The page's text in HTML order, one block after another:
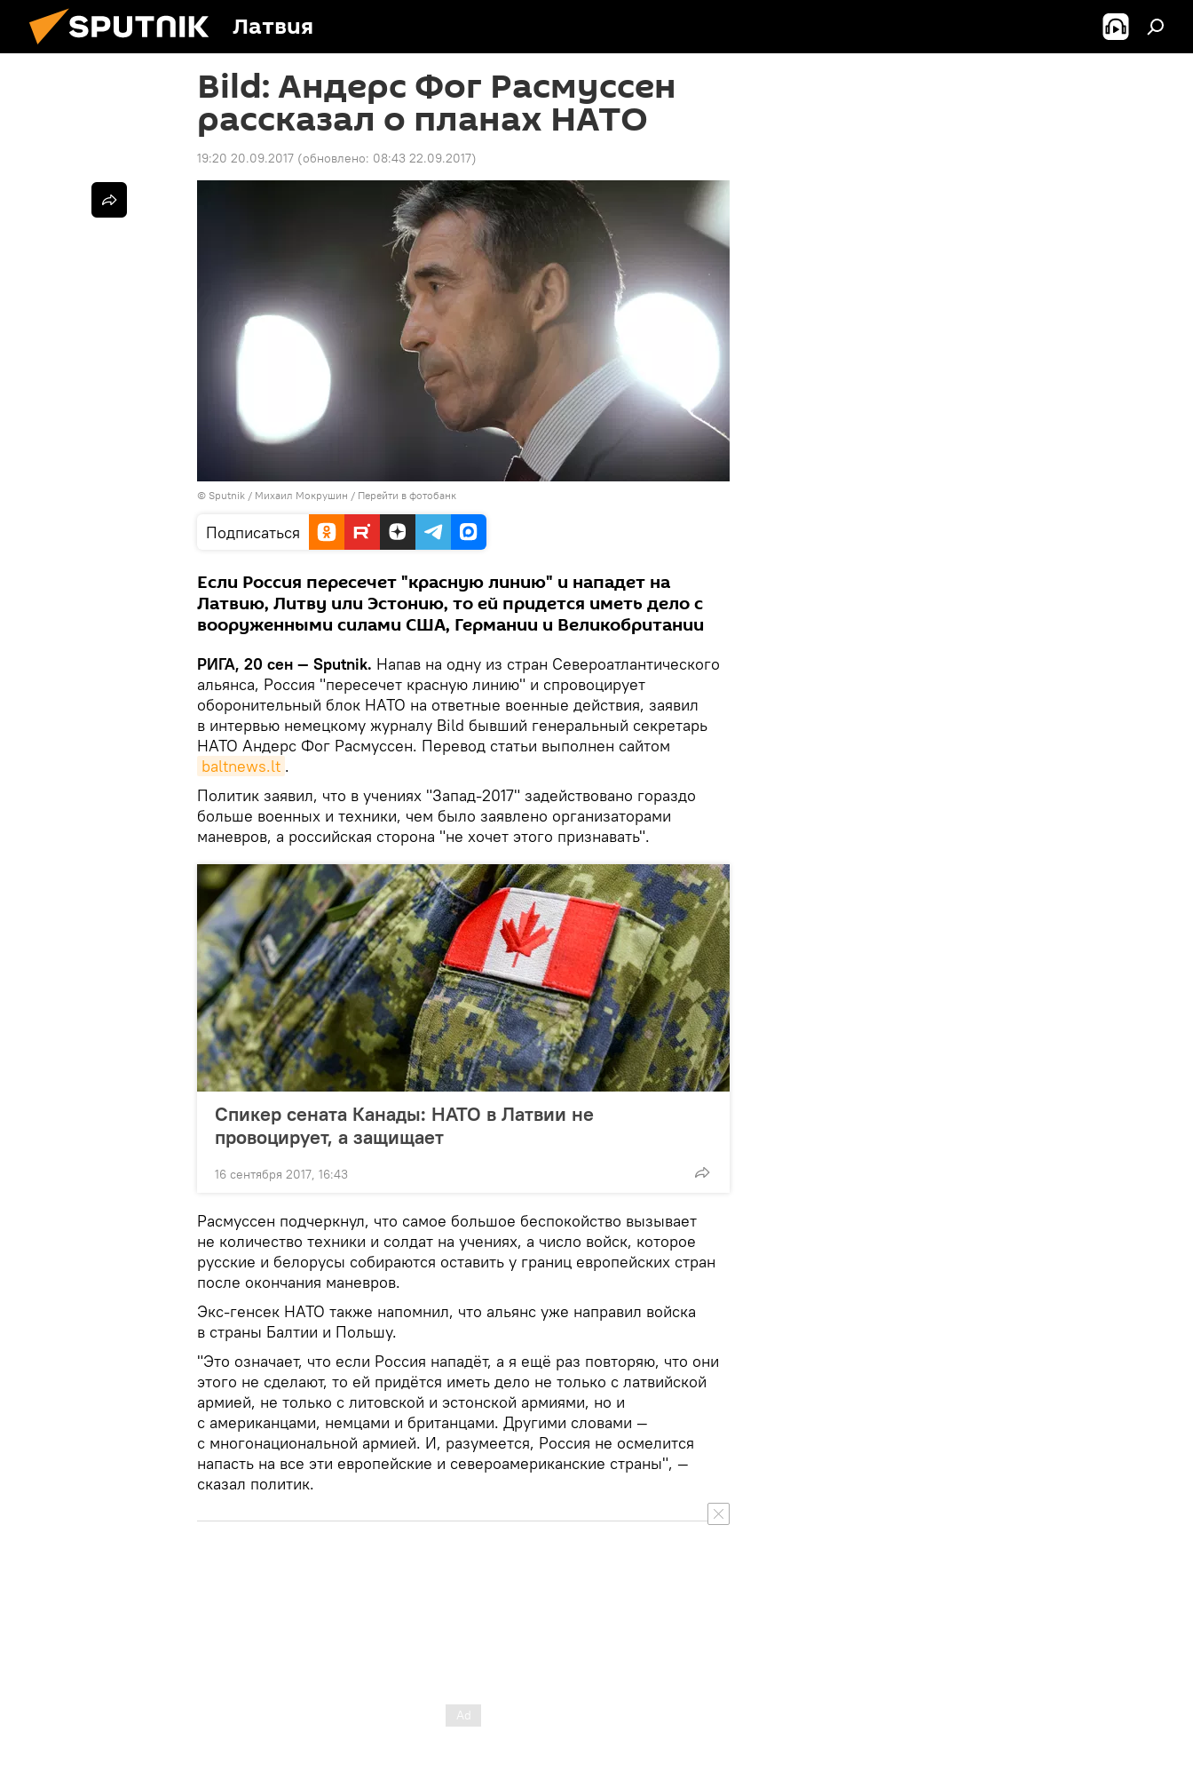
Латвия
Bild: Андерс Фог Расмуссен
рассказал о планах НАТО
19:20 20.09.2017 (обновлено: 08:43 22.09.2017)
© Sputnik / Михаил Мокрушин / Перейти в фотобанк
Подписаться
Если Россия пересечет "красную линию" и нападет на
Латвию, Литву или Эстонию, то ей придется иметь дело с
вооруженными силами США, Германии и Великобритании
РИГА, 20 сен — Sputnik. Напав на одну из стран Североатлантического
альянса, Россия "пересечет красную линию" и спровоцирует
оборонительный блок НАТО на ответные военные действия, заявил
в интервью немецкому журналу Bild бывший генеральный секретарь
НАТО Андерс Фог Расмуссен. Перевод статьи выполнен сайтом
baltnews.lt .
Политик заявил, что в учениях "Запад-2017" задействовано гораздо
больше военных и техники, чем было заявлено организаторами
маневров, а российская сторона "не хочет этого признавать".
Спикер сената Канады: НАТО в Латвии не
провоцирует, а защищает
16 сентября 2017, 16:43
Расмуссен подчеркнул, что самое большое беспокойство вызывает
не количество техники и солдат на учениях, а число войск, которое
русские и белорусы собираются оставить у границ европейских стран
после окончания маневров.
Экс-генсек НАТО также напомнил, что альянс уже направил войска
в страны Балтии и Польшу.
"Это означает, что если Россия нападёт, а я ещё раз повторяю, что они
этого не сделают, то ей придётся иметь дело не только с латвийской
армией, не только с литовской и эстонской армиями, но и
с американцами, немцами и британцами. Другими словами —
с многонациональной армией. И, разумеется, Россия не осмелится
напасть на все эти европейские и североамериканские страны", —
сказал политик.